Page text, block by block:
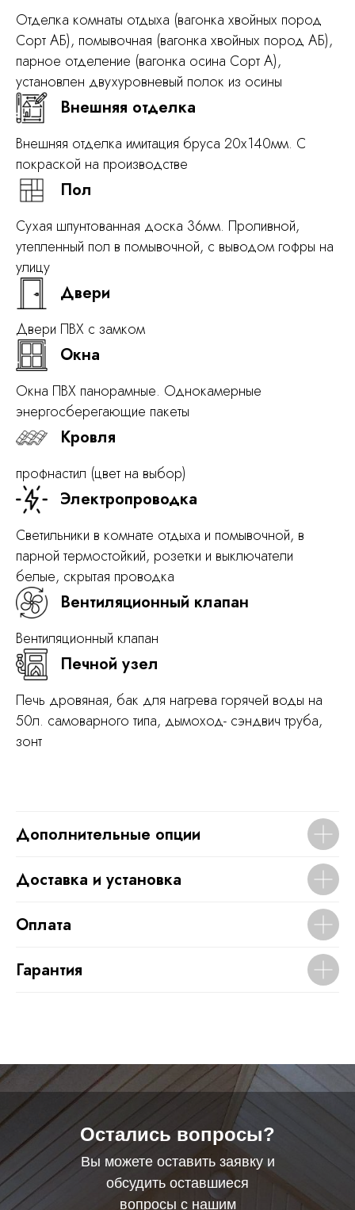
Отделка комнаты отдыха (вагонка хвойных пород
Сорт АБ), помывочная (вагонка хвойных пород АБ),
парное отделение (вагонка осина Сорт А),
установлен двухуровневый полок из осины
Внешняя отделка
Внешняя отделка имитация бруса 20х140мм. С
покраской на производстве
Пол
Сухая шпунтованная доска 36мм. Проливной,
утепленный пол в помывочной, с выводом гофры на
улицу
Двери
Двери ПВХ с замком
Окна
Окна ПВХ панорамные. Однокамерные
энергосберегающие пакеты
Кровля
профнастил (цвет на выбор)
Электропроводка
Светильники в комнате отдыха и помывочной, в
парной термостойкий, розетки и выключатели
белые, скрытая проводка
Вентиляционный клапан
Вентиляционный клапан
Печной узел
Печь дровяная, бак для нагрева горячей воды на
50л. самоварного типа, дымоход- сэндвич труба,
зонт
Дополнительные опции
Доставка и установка
Оплата
Гарантия
Остались вопросы?
Вы можете оставить заявку и
обсудить оставшиеся
вопросы с нашим